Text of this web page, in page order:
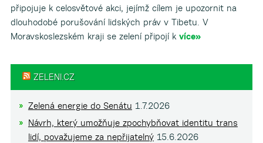
připojuje k celosvětové akci, jejímž cílem je upozornit na
dlouhodobé porušování lidských práv v Tibetu. V
Moravskoslezském kraji se zelení připojí k více»
ZELENI.CZ
Zelená energie do Senátu 1.7.2026
Návrh, který umožňuje zpochybňovat identitu trans
lidí, považujeme za nepřijatelný 15.6.2026